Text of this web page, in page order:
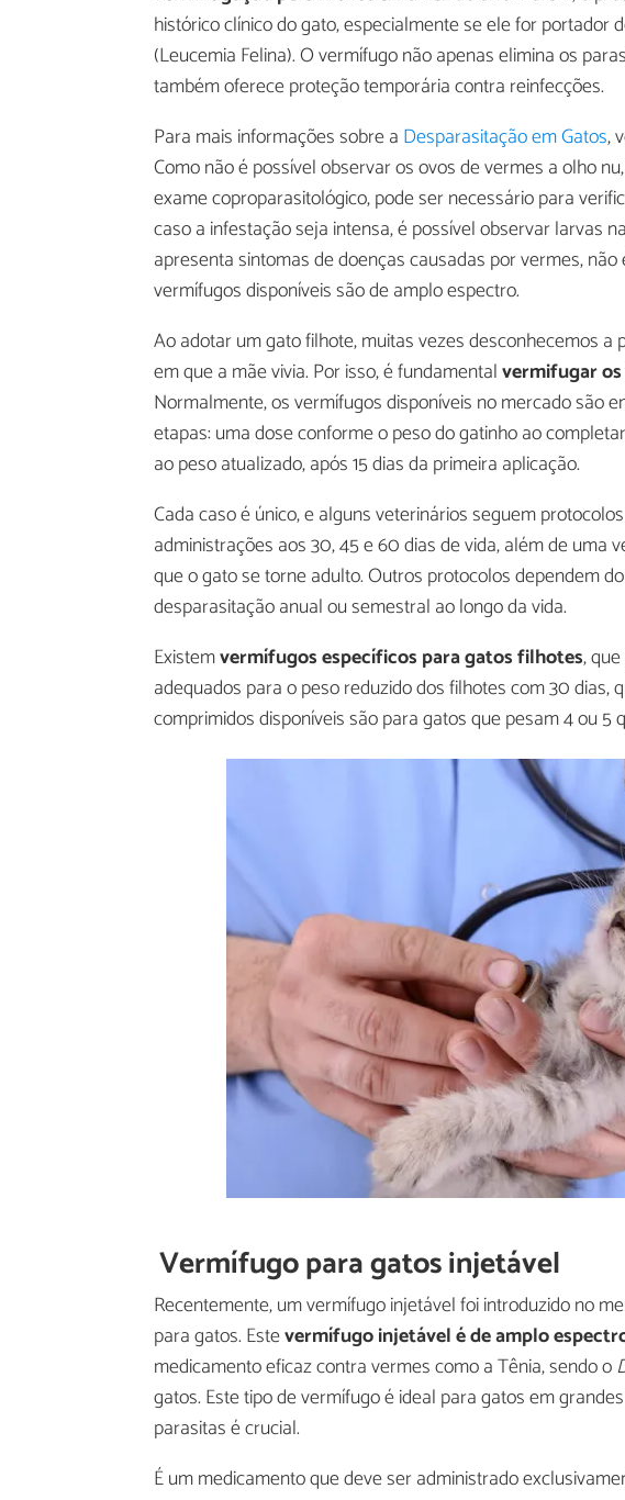
histórico clínico do gato, especialmente se ele for portador
(Leucemia Felina). O vermífugo não apenas elimina os
também oferece proteção temporária contra reinfecções.
Para mais informações sobre a Desparasitação em Gatos,
Como não é possível observar os ovos de vermes a olho
exame coproparasitológico, pode ser necessário para
caso a infestação seja intensa, é possível observar larvas
apresenta sintomas de doenças causadas por vermes,
vermífugos disponíveis são de amplo espectro.
Ao adotar um gato filhote, muitas vezes desconhecemos a
em que a mãe vivia. Por isso, é fundamentalvermifugar
Normalmente, os vermífugos disponíveis no mercado são
etapas: uma dose conforme o peso do gatinho ao
ao peso atualizado, após 15 dias da primeira aplicação.
Cada caso é único, e alguns veterinários seguem
administrações aos 30, 45 e 60 dias de vida, além de uma
que o gato se torne adulto. Outros protocolos dependem
desparasitação anual ou semestral ao longo da vida.
Existemvermífugos específicos para gatos filhotes,
adequados para o peso reduzido dos filhotes com 30 dias,
comprimidos disponíveis são para gatos que pesam 4 ou 5
Vermífugo para gatos injetável
Recentemente, um vermífugo injetável foi introduzido no
para gatos. Estevermífugo injetável é de amplo
medicamento eficaz contra vermes como a Tênia, sendo o
gatos. Este tipo de vermífugo é ideal para gatos em
parasitas é crucial.
É um medicamento que deve ser administrado